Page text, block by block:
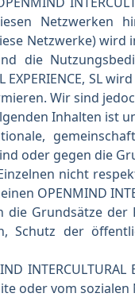
Netzwerken
Netzwerke)
die
EXPERIENCE,
Wir sind
Inhalten ist
oder gegen die
nicht
OPENMIND
die Grundsätze
Schutz der
oder vom